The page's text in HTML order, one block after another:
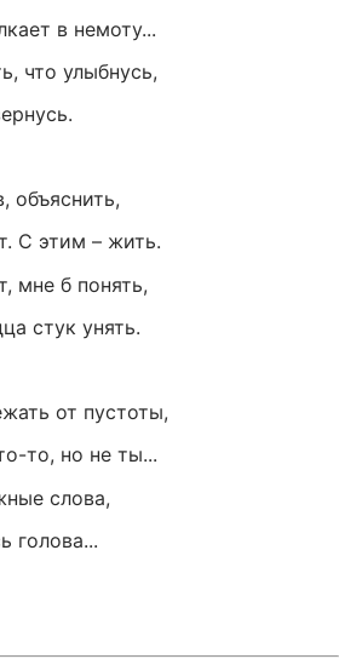
в немоту...
что улыбнусь,
объяснить,
С этим – жить.
мне б понять,
стук унять.
от пустоты,
то, но не ты...
слова,
голова...